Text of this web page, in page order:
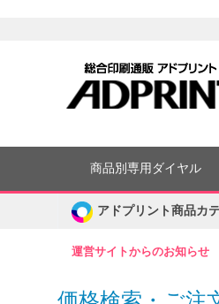
運営サイトからのお知らせ
商品別専用ダイヤル
アドプリント商品カ